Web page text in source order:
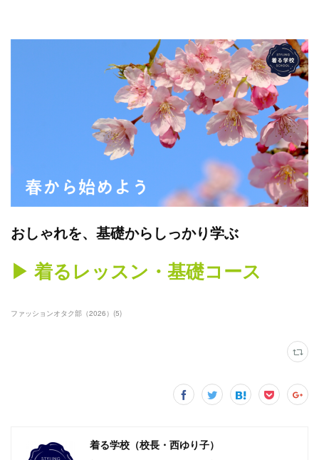
おしゃれを、基礎からしっかり学ぶ
▶︎ 着るレッスン・基礎コース
ファッションオタク部（2026） (5)
着る学校（校長・西ゆり子）